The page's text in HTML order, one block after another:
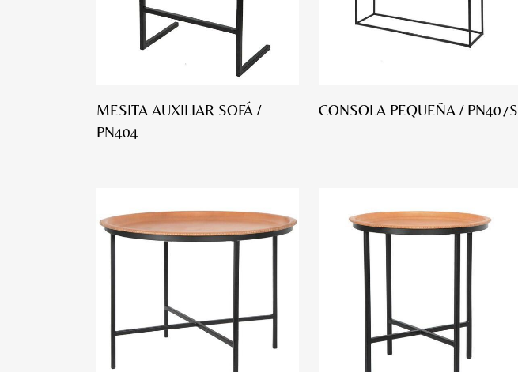
MESITA AUXILIAR SOFÁ /
PN404
CONSOLA PEQUEÑA / PN407S